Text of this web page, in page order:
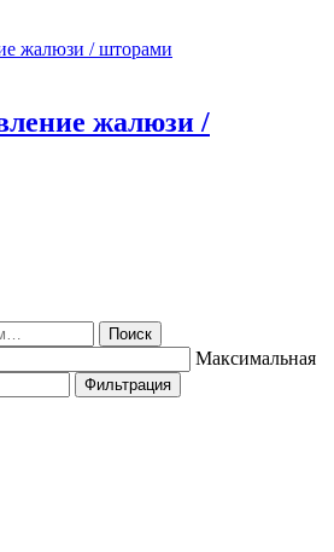
жалюзи /
Поиск
Максимальная
Фильтрация